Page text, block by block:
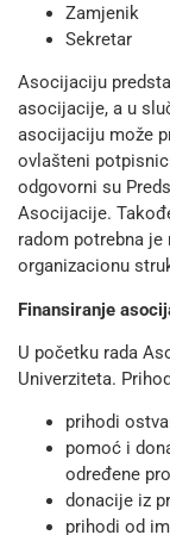
Zamjenik
Sekretar
Asocijaciju
asocijacije, a u
asocijaciju može
ovlašteni
odgovorni su
Asocijacije.
radom potrebna
organizacionu
Finansiranje
U početku rada
Univerziteta.
prihodi
pomoć i
određene
donacije iz
prihodi od